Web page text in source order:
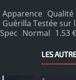
Apparence Qualité
Guérilla Testée sur
Spec Normal 1.53 €
LES